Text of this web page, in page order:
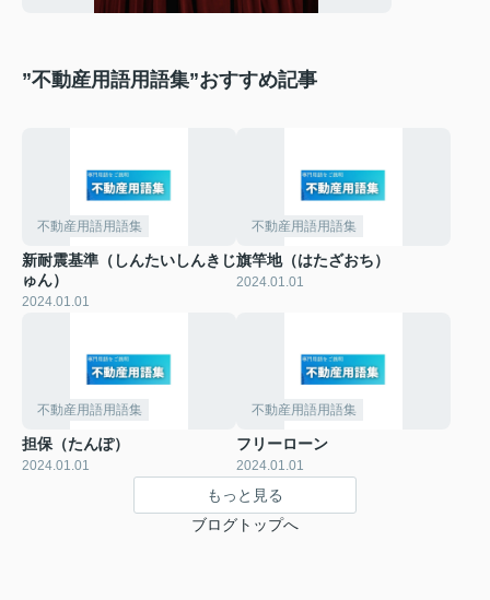
”不動産用語用語集”おすすめ記事
不動産用語用語集
新耐震基準（しんたいしんきじ
ゅん）
2024.01.01
不動産用語用語集
旗竿地（はたざおち）
2024.01.01
不動産用語用語集
担保（たんぽ）
2024.01.01
不動産用語用語集
フリーローン
2024.01.01
もっと見る
ブログトップへ